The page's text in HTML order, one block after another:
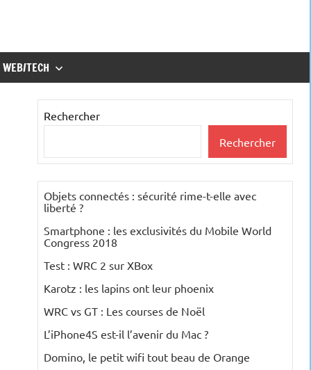
WEB/TECH
Rechercher
Rechercher
Objets connectés : sécurité rime-t-elle avec
liberté ?
Smartphone : les exclusivités du Mobile World
Congress 2018
Test : WRC 2 sur XBox
Karotz : les lapins ont leur phoenix
WRC vs GT : Les courses de Noël
L’iPhone4S est-il l’avenir du Mac ?
Domino, le petit wifi tout beau de Orange